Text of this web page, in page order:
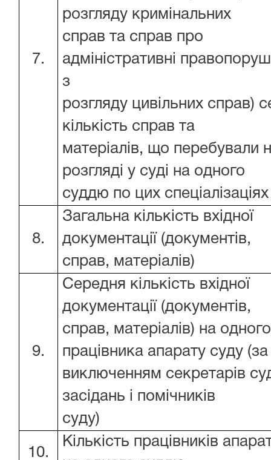
7.
розгляду кримінальних
справ та справ про
адміністративні
з
розгляду цивільних справ)
кількість справ та
матеріалів, що перебували
розгляді у суді на одного
суддю по цих спеціалізаціях
8.
Загальна кількість вхідної
документації (документів,
справ, матеріалів)
9.
Середня кількість вхідної
документації (документів,
справ, матеріалів) на одного
працівника апарату суду (за
виключенням секретарів
засідань і помічників
суду)
10.
Кількість працівників